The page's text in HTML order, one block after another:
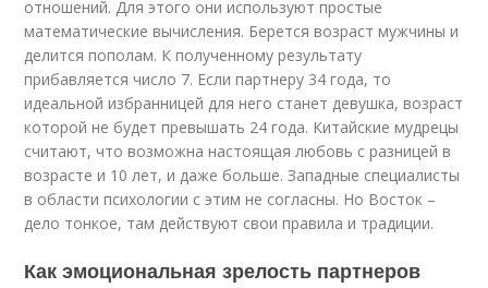
отношений. Для этого они используют простые
математические вычисления. Берется возраст мужчины и
делится пополам. К полученному результату
прибавляется число 7. Если партнеру 34 года, то
идеальной избранницей для него станет девушка, возраст
которой не будет превышать 24 года. Китайские мудрецы
считают, что возможна настоящая любовь с разницей в
возрасте и 10 лет, и даже больше. Западные специалисты
в области психологии с этим не согласны. Но Восток –
дело тонкое, там действуют свои правила и традиции.
Как эмоциональная зрелость партнеров